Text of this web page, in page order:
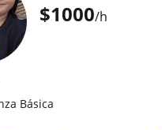
$1000/h
Básica